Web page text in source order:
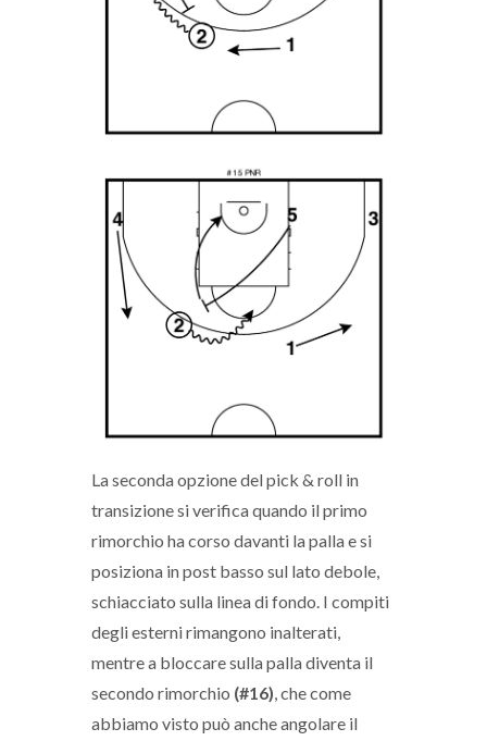
La seconda opzione del pick & roll in
transizione si verifica quando il primo
rimorchio ha corso davanti la palla e si
posiziona in post basso sul lato debole,
schiacciato sulla linea di fondo. I compiti
degli esterni rimangono inalterati,
mentre a bloccare sulla palla diventa il
secondo rimorchio (#16) , che come
abbiamo visto può anche angolare il